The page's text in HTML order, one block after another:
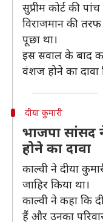
सुप्रीम कोर्ट की
विराजमान की
पूछा था।
इस सवाल के बाद
वंशज होने का दावा
दीया कुमारी
भाजपा
होने का दावा
काल्वी ने दीया
जाहिर किया था।
काल्वी ने कहा कि
हैं और उनका